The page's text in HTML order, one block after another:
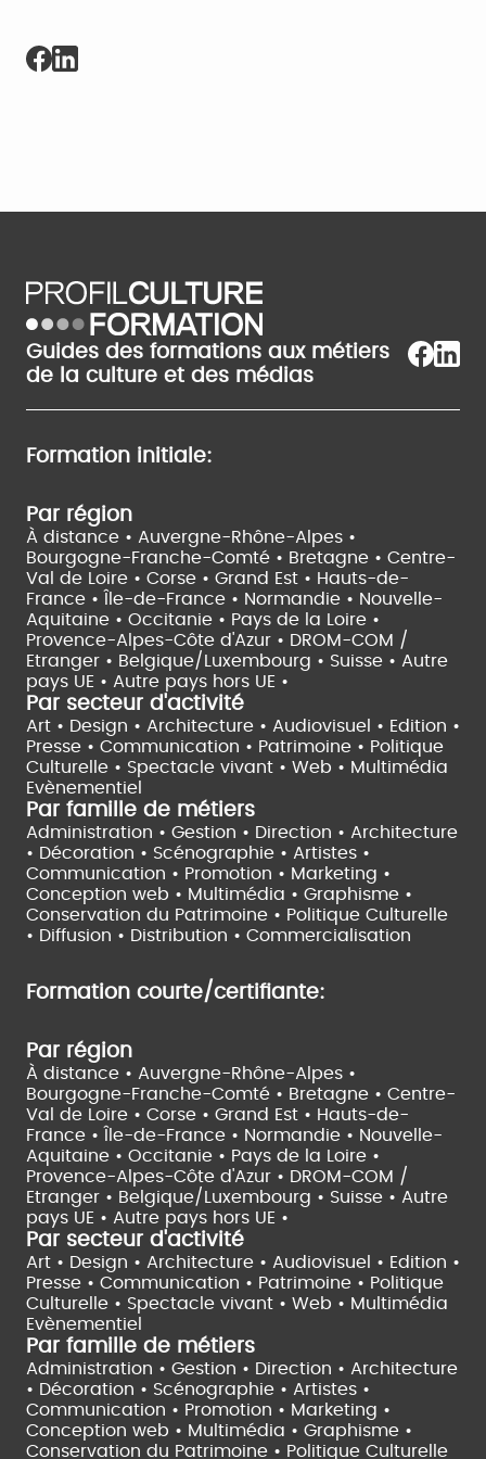
Guides des formations aux métiers
de la culture et des médias
Formation initiale:
Par région
À distance • Auvergne-Rhône-Alpes •
Bourgogne-Franche-Comté • Bretagne • Centre-
Val de Loire • Corse • Grand Est • Hauts-de-
France •
Île-de-France • Normandie • Nouvelle-
Aquitaine • Occitanie • Pays de la Loire •
Provence-Alpes-Côte d'Azur • DROM-COM /
Etranger • Belgique/Luxembourg • Suisse • Autre
pays UE • Autre pays hors UE •
Par secteur d'activité
Art • Design • Architecture • Audiovisuel • Edition •
Presse • Communication • Patrimoine • Politique
Culturelle • Spectacle vivant • Web • Multimédia
Evènementiel
Par famille de métiers
Administration • Gestion • Direction • Architecture
• Décoration • Scénographie • Artistes •
Communication • Promotion • Marketing •
Conception web • Multimédia • Graphisme •
Conservation du Patrimoine • Politique Culturelle
• Diffusion • Distribution • Commercialisation
Formation courte/certifiante:
Par région
À distance • Auvergne-Rhône-Alpes •
Bourgogne-Franche-Comté • Bretagne • Centre-
Val de Loire • Corse • Grand Est • Hauts-de-
France •
Île-de-France • Normandie • Nouvelle-
Aquitaine • Occitanie • Pays de la Loire •
Provence-Alpes-Côte d'Azur • DROM-COM /
Etranger • Belgique/Luxembourg • Suisse • Autre
pays UE • Autre pays hors UE •
Par secteur d'activité
Art • Design • Architecture • Audiovisuel • Edition •
Presse • Communication • Patrimoine • Politique
Culturelle • Spectacle vivant • Web • Multimédia
Evènementiel
Par famille de métiers
Administration • Gestion • Direction • Architecture
• Décoration • Scénographie • Artistes •
Communication • Promotion • Marketing •
Conception web • Multimédia • Graphisme •
Conservation du Patrimoine • Politique Culturelle